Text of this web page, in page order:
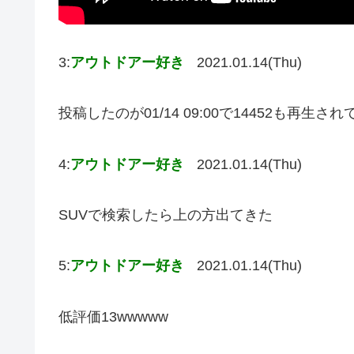
3:アウトドアー好き 2021.01.14(Thu)
投稿したのが01/14 09:00で14452も再生され
4:アウトドアー好き 2021.01.14(Thu)
SUVで検索したら上の方出てきた
5:アウトドアー好き 2021.01.14(Thu)
低評価13wwwww